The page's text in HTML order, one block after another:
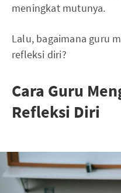
meningkat mutunya.
Lalu, bagaimana guru
refleksi diri?
Cara Guru
Refleksi Diri